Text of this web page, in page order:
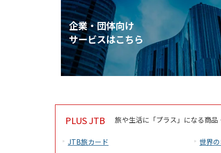
企業・団体向け
サービスはこちら
PLUS JTB 旅や生活に「プラス」になる商品
JTB旅カード 世界